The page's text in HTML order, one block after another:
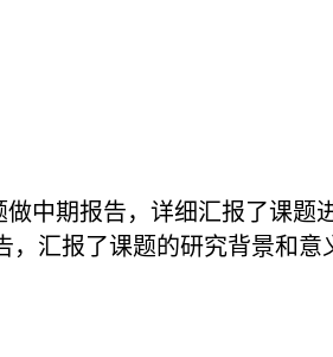
中期报告，详细汇报了课题
汇报了课题的研究背景和意